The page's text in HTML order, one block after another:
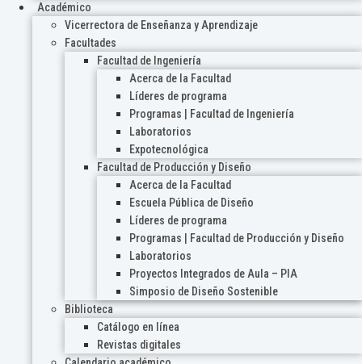
Académico
Vicerrectora de Enseñanza y Aprendizaje
Facultades
Facultad de Ingeniería
Acerca de la Facultad
Líderes de programa
Programas | Facultad de Ingeniería
Laboratorios
Expotecnológica
Facultad de Producción y Diseño
Acerca de la Facultad
Escuela Pública de Diseño
Líderes de programa
Programas | Facultad de Producción y Diseño
Laboratorios
Proyectos Integrados de Aula – PIA
Simposio de Diseño Sostenible
Biblioteca
Catálogo en línea
Revistas digitales